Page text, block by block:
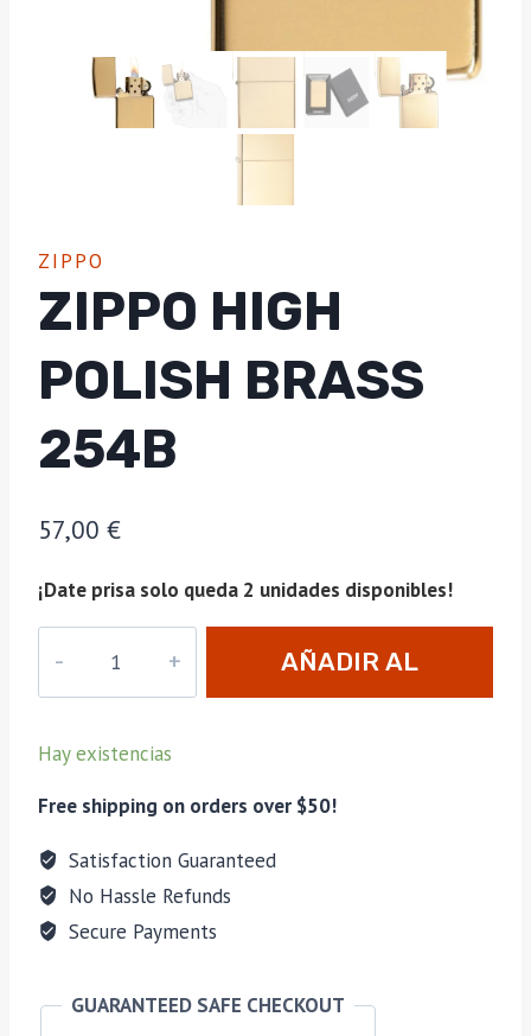
ZIPPO
ZIPPO HIGH
POLISH BRASS
254B
57,00 €
¡Date prisa solo queda 2 unidades disponibles!
Polish
254B
cantidad
AÑADIR AL
Hay existencias
Free shipping on orders over $50!
Satisfaction Guaranteed
No Hassle Refunds
Secure Payments
GUARANTEED SAFE CHECKOUT